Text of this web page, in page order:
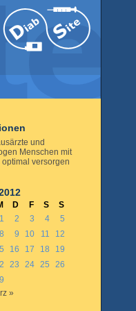
und
Menschen mit
optimal versorgen
D F S
S
1
2 3 4
5
8 9 10 11
12
16 17 18
19
23 24 25
26
»